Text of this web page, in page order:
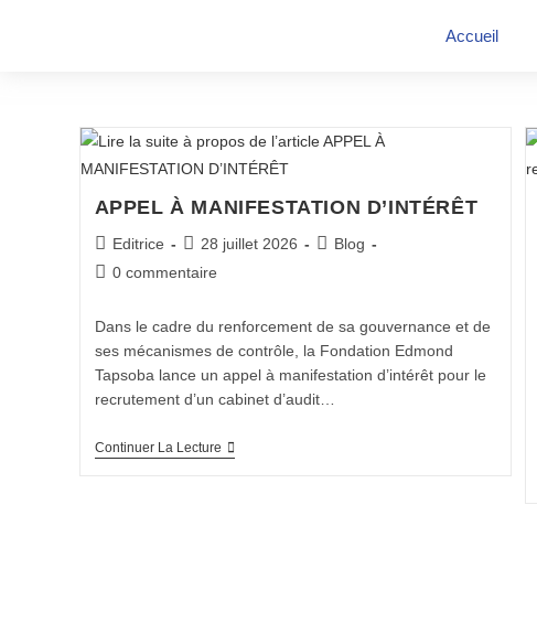
Accueil
APPEL À MANIFESTATION D’INTÉRÊT
Editrice 28 juillet 2026
Blog
0 commentaire
Dans le cadre du renforcement de sa gouvernance et de
ses mécanismes de contrôle, la Fondation Edmond
Tapsoba lance un appel à manifestation d’intérêt pour le
recrutement d’un cabinet d’audit…
Continuer La Lecture